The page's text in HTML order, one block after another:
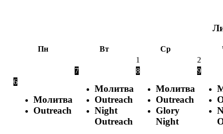
Пн Вт Ср
1
2
6
Молитва
Outreach
7
Молитва
Outreach
Night
Outreach
8
Молитва
Outreach
Glory
Night
9